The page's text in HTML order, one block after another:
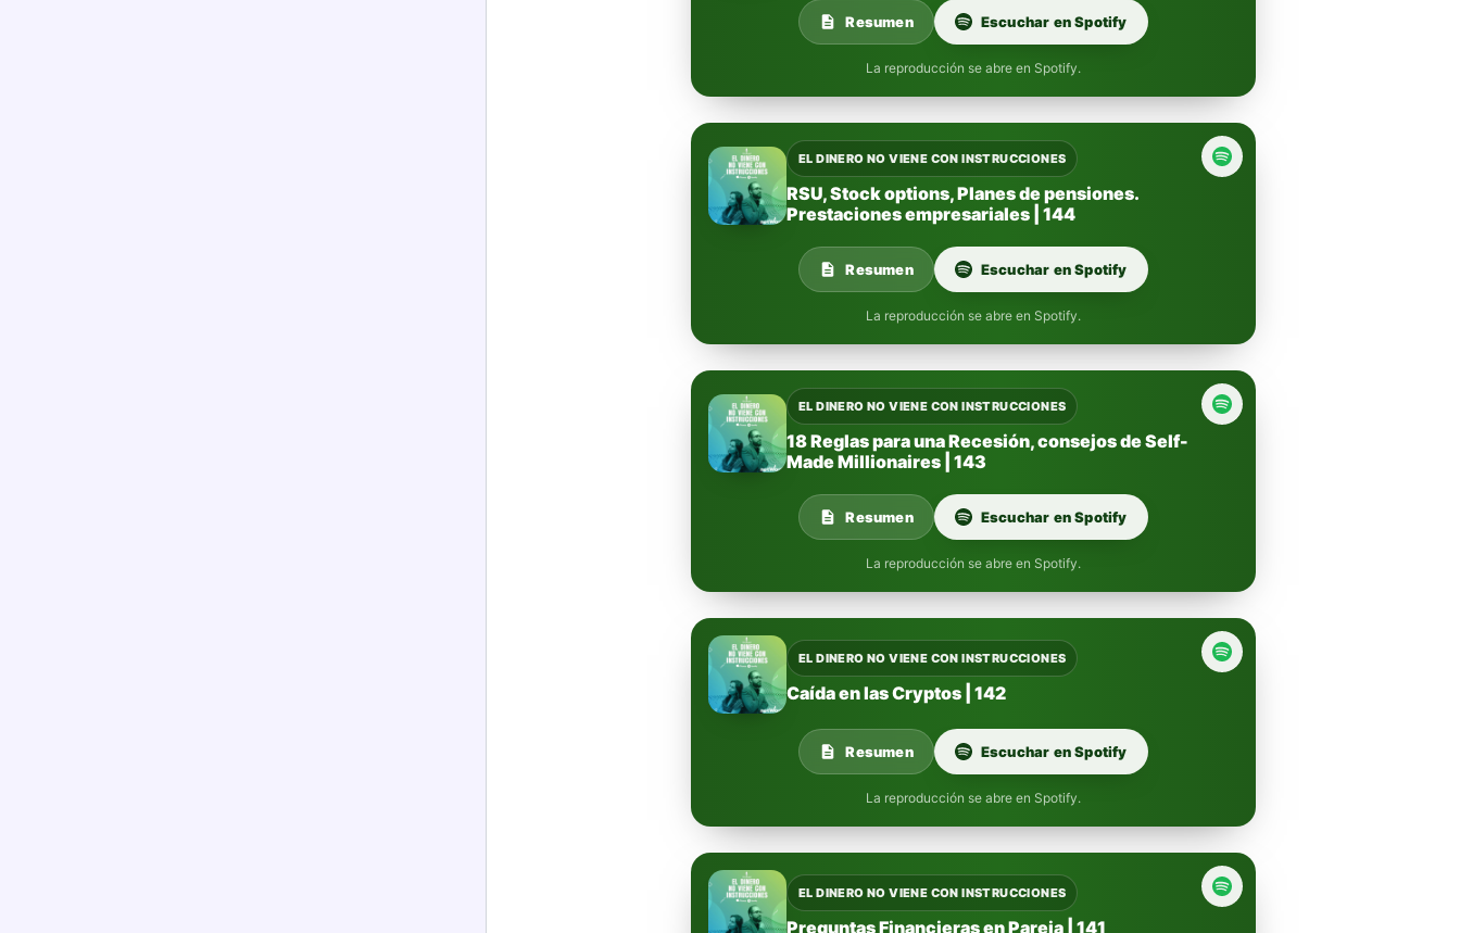
Resumen Escuchar en Spotify
La reproducción se abre en Spotify.
EL DINERO NO VIENE CON INSTRUCCIONES
RSU, Stock options, Planes de pensiones.
Prestaciones empresariales | 144
Resumen Escuchar en Spotify
La reproducción se abre en Spotify.
EL DINERO NO VIENE CON INSTRUCCIONES
18 Reglas para una Recesión, consejos de Self-
Made Millionaires | 143
Resumen Escuchar en Spotify
La reproducción se abre en Spotify.
EL DINERO NO VIENE CON INSTRUCCIONES
Caída en las Cryptos | 142
Resumen Escuchar en Spotify
La reproducción se abre en Spotify.
EL DINERO NO VIENE CON INSTRUCCIONES
Preguntas Financieras en Pareja | 141